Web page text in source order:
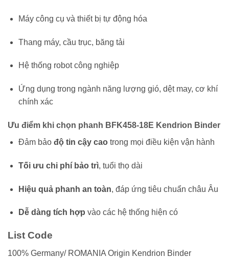
Máy công cụ và thiết bị tự động hóa
Thang máy, cầu trục, băng tải
Hệ thống robot công nghiệp
Ứng dụng trong ngành năng lượng gió, dệt may, cơ khí
chính xác
Ưu điểm khi chọn phanh BFK458-18E Kendrion Binder
Đảm bảo độ tin cậy caotrong mọi điều kiện vận hành
Tối ưu chi phí bảo trì, tuổi thọ dài
Hiệu quả phanh an toàn, đáp ứng tiêu chuẩn châu Âu
Dễ dàng tích hợp vào các hệ thống hiện có
List Code
100% Germany/ ROMANIA Origin Kendrion Binder